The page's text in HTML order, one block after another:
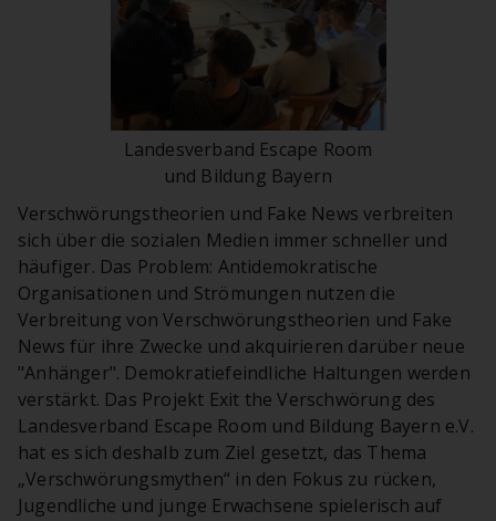
Landesverband Escape Room
und Bildung Bayern
Verschwörungstheorien und Fake News verbreiten
sich über die sozialen Medien immer schneller und
häufiger. Das Problem: Antidemokratische
Organisationen und Strömungen nutzen die
Verbreitung von Verschwörungstheorien und Fake
News für ihre Zwecke und akquirieren darüber neue
"Anhänger". Demokratiefeindliche Haltungen werden
verstärkt. Das Projekt Exit the Verschwörung des
Landesverband Escape Room und Bildung Bayern e.V.
hat es sich deshalb zum Ziel gesetzt, das Thema
„Verschwörungsmythen“ in den Fokus zu rücken,
Jugendliche und junge Erwachsene spielerisch auf